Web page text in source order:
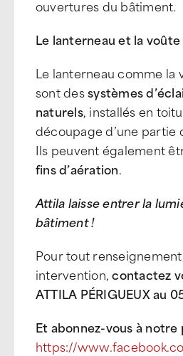
ouvertures du bâtiment.
Le lanterneau et la
Le lanterneau comme la
sont dessystèmes
naturels, installés en
découpage d’une partie
Ils peuvent également
fins d’aération.
Attila laisse entrer la
bâtiment !
Pour tout
intervention,contactez
ATTILA PÉRIGUEUX au
Et abonnez-vous à
https://